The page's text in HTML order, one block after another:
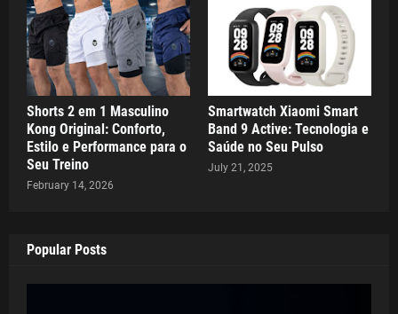
Shorts 2 em 1 Masculino
Kong Original: Conforto,
Estilo e Performance para o
Seu Treino
February 14, 2026
Smartwatch Xiaomi Smart
Band 9 Active: Tecnologia e
Saúde no Seu Pulso
July 21, 2025
Popular Posts